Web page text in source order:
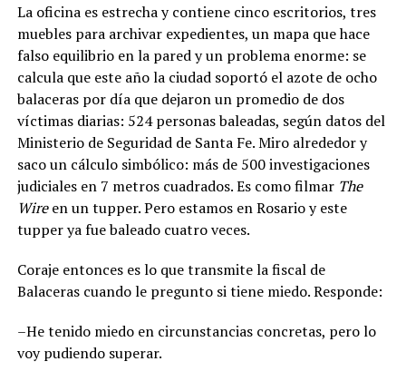
La oficina es estrecha y contiene cinco escritorios, tres
muebles para archivar expedientes, un mapa que hace
falso equilibrio en la pared y un problema enorme: se
calcula que este año la ciudad soportó el azote de ocho
balaceras por día que dejaron un promedio de dos
víctimas diarias: 524 personas baleadas, según datos del
Ministerio de Seguridad de Santa Fe. Miro alrededor y
saco un cálculo simbólico: más de 500 investigaciones
judiciales en 7 metros cuadrados. Es como filmar The
Wireen un tupper. Pero estamos en Rosario y este
tupper ya fue baleado cuatro veces.
Coraje entonces es lo que transmite la fiscal de
Balaceras cuando le pregunto si tiene miedo. Responde:
–He tenido miedo en circunstancias concretas, pero lo
voy pudiendo superar.